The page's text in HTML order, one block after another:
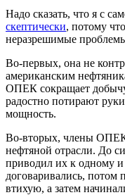
Надо сказать, что я с
скептически, потому
неразрешимые
Во-первых, она не
американским
ОПЕК сокращает
радостно потирают
мощность.
Во-вторых, члены ОПЕК
нефтяной отрасли. До
приводил их к одному
договаривались, потом
втихую, а затем